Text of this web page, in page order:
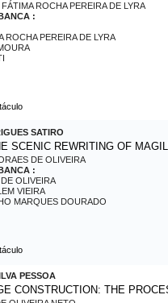
ROCHA PEREIRA DE LYRA
:
ROCHA PEREIRA DE LYRA
SATIRO
SCENIC REWRITING OF
DE OLIVEIRA
:
OLIVEIRA
VIEIRA
MARQUES DOURADO
PESSOA
CONSTRUCTION: THE